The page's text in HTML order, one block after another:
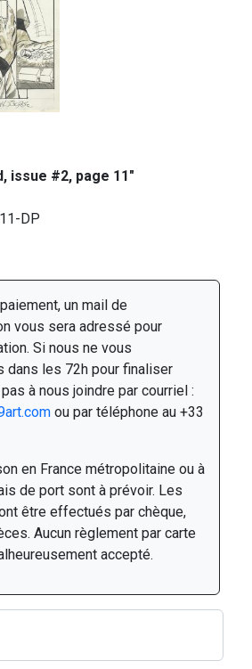
issue #2, page 11"
DP
un mail de
vous sera adressé pour
Si nous ne vous
dans les 72h pour finaliser
à nous joindre par courriel :
ou par téléphone au +33
en France métropolitaine ou à
de port sont à prévoir. Les
être effectués par chèque,
Aucun règlement par carte
accepté.